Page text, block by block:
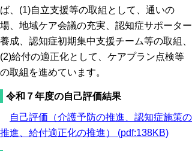
ば、(1)自立支援等の取組として、通いの
場、地域ケア会議の充実、認知症サポーター
養成、認知症初期集中支援チーム等の取組、
(2)給付の適正化として、ケアプラン点検等
の取組を進めています。
令和７年度の自己評価結果
自己評価（介護予防の推進、認知症施策の
推進、給付適正化の推進） (pdf:138KB)